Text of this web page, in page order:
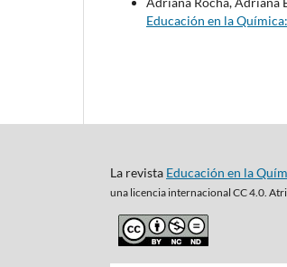
Educación en la
La revista Educación en la
una licencia internacional CC 4.0.